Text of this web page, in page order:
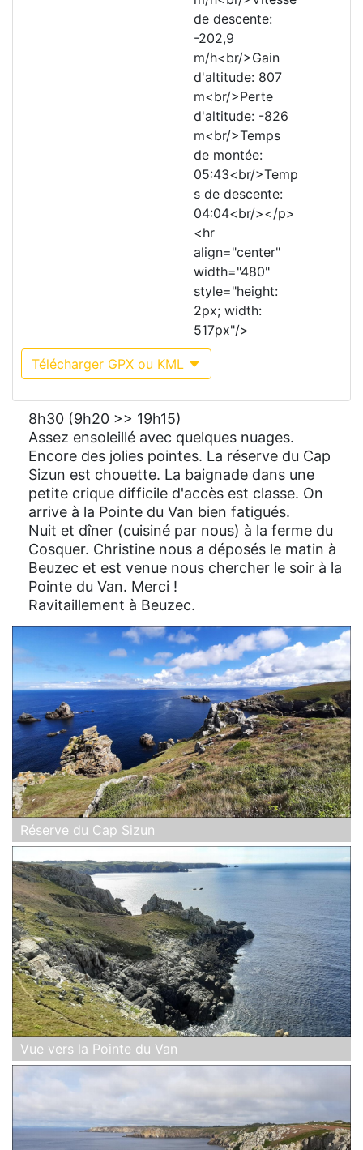
de descente:
-202,9
m/h<br/>Gain
d'altitude: 807
m<br/>Perte
d'altitude: -826
m<br/>Temps
de montée:
05:43<br/>Temp
s de descente:
04:04<br/></p>
<hr
align="center"
width="480"
style="height:
2px; width:
517px"/>
Télécharger GPX ou KML
8h30 (9h20 >> 19h15)
Assez ensoleillé avec quelques nuages.
Encore des jolies pointes. La réserve du Cap
Sizun est chouette. La baignade dans une
petite crique difficile d'accès est classe. On
arrive à la Pointe du Van bien fatigués.
Nuit et dîner (cuisiné par nous) à la ferme du
Cosquer. Christine nous a déposés le matin à
Beuzec et est venue nous chercher le soir à la
Pointe du Van. Merci !
Ravitaillement à Beuzec.
Réserve du Cap Sizun
Vue vers la Pointe du Van